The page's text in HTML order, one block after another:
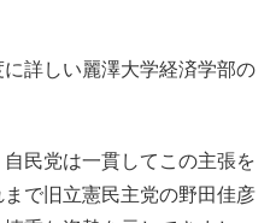
詳しい麗澤大学経済学部の
自民党は一貫してこの主張を
で旧立憲民主党の野田佳彦